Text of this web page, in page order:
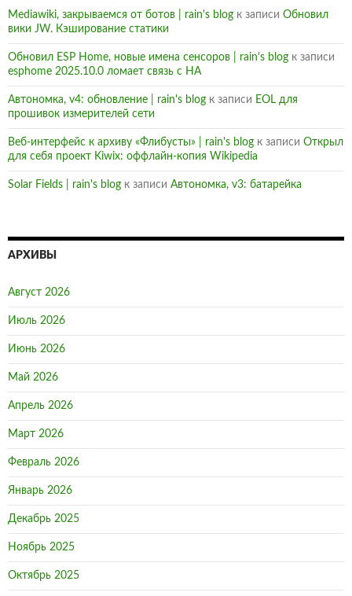
Mediawiki, закрываемся от ботов | rain's blog к записи Обновил
вики JW. Кэширование статики
Обновил ESP Home, новые имена сенсоров | rain's blog к записи
esphome 2025.10.0 ломает связь с HA
Автономка, v4: обновление | rain's blog к записи EOL для
прошивок измерителей сети
Веб-интерфейс к архиву «Флибусты» | rain's blog к записи Открыл
для себя проект Kiwix: оффлайн-копия Wikipedia
Solar Fields | rain's blog к записи Автономка, v3: батарейка
АРХИВЫ
Август 2026
Июль 2026
Июнь 2026
Май 2026
Апрель 2026
Март 2026
Февраль 2026
Январь 2026
Декабрь 2025
Ноябрь 2025
Октябрь 2025